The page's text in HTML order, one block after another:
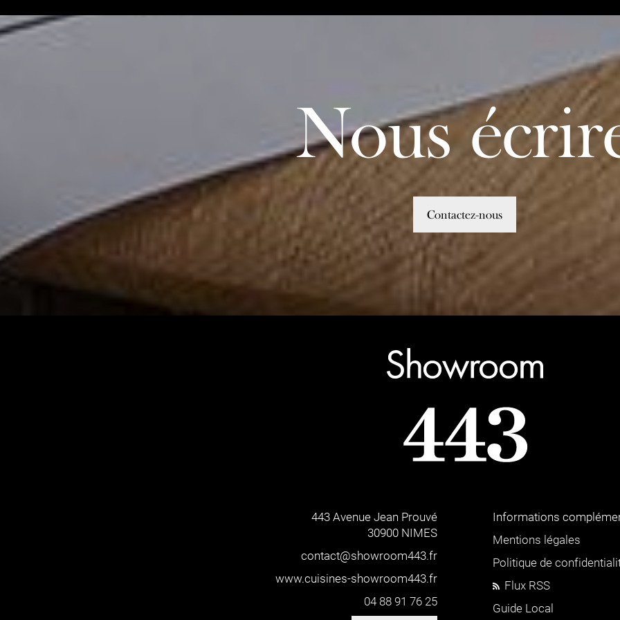
Nous
Contactez-nous
443 Avenue Jean Prouvé
30900 NIMES
contact@showroom443.fr
www.cuisines-showroom443.fr
04 88 91 76 25
Informations
Mentions légales
Politique de
Flux RSS
Guide Local